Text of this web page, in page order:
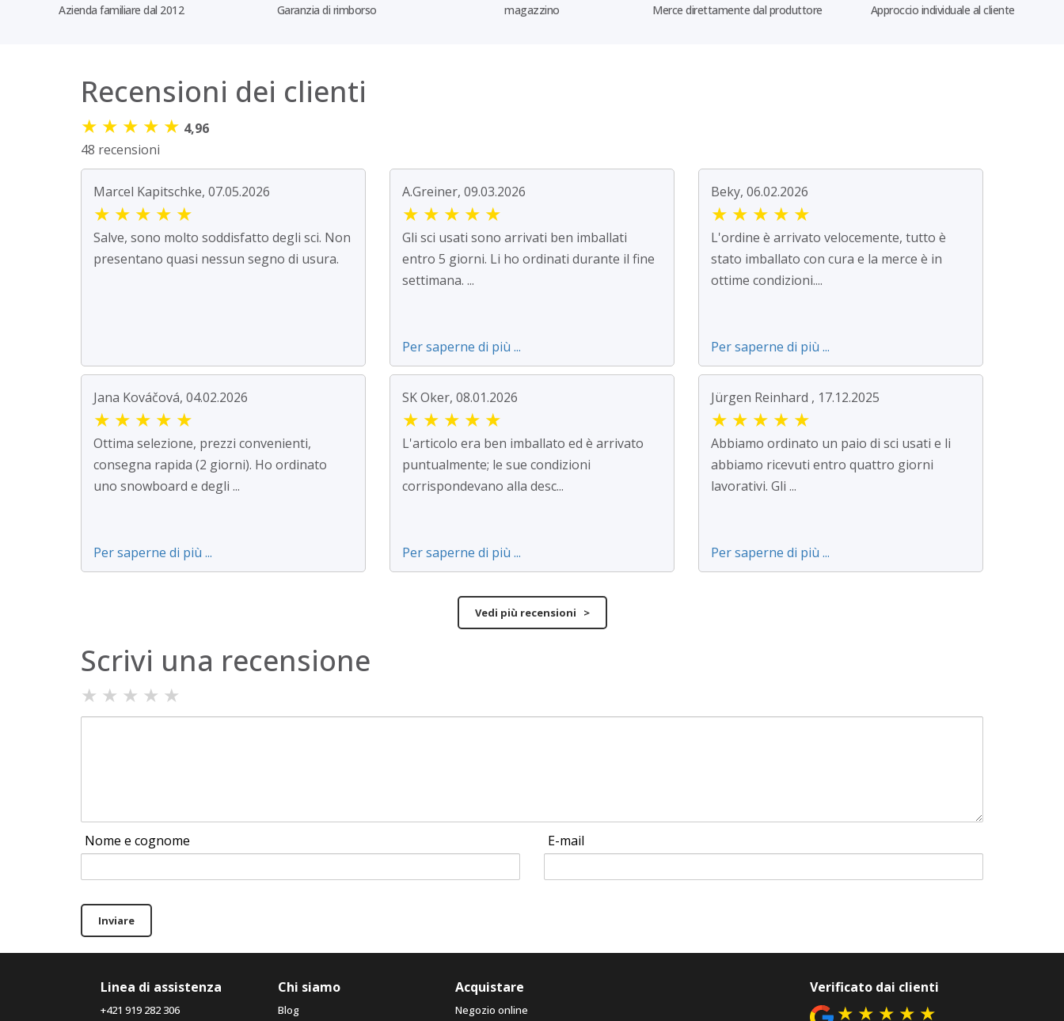
Azienda familiare dal 2012 Garanzia di rimborso
magazzino
Merce direttamente dal produttore Approccio individuale al cliente
Recensioni dei clienti
★ ★ ★ ★ ★ 4,96
48 recensioni
Marcel Kapitschke, 07.05.2026
★ ★ ★ ★ ★
Salve, sono molto soddisfatto degli sci. Non
presentano quasi nessun segno di usura.
A.Greiner, 09.03.2026
★ ★ ★ ★ ★
Gli sci usati sono arrivati ben imballati
entro 5 giorni. Li ho ordinati durante il fine
settimana. ...
Per saperne di più ...
Beky, 06.02.2026
★ ★ ★ ★ ★
L'ordine è arrivato velocemente, tutto è
stato imballato con cura e la merce è in
ottime condizioni....
Per saperne di più ...
Jana Kováčová, 04.02.2026
★ ★ ★ ★ ★
Ottima selezione, prezzi convenienti,
consegna rapida (2 giorni). Ho ordinato
uno snowboard e degli ...
Per saperne di più ...
SK Oker, 08.01.2026
★ ★ ★ ★ ★
L'articolo era ben imballato ed è arrivato
puntualmente; le sue condizioni
corrispondevano alla desc...
Per saperne di più ...
Jürgen Reinhard , 17.12.2025
★ ★ ★ ★ ★
Abbiamo ordinato un paio di sci usati e li
abbiamo ricevuti entro quattro giorni
lavorativi. Gli ...
Per saperne di più ...
Vedi più recensioni >
Scrivi una recensione
★ ★ ★ ★ ★
Nome e cognome E-mail
Inviare
Linea di assistenza
+421 919 282 306
Chi siamo
Blog
Acquistare
Negozio online
Verificato dai clienti
★ ★ ★ ★ ★